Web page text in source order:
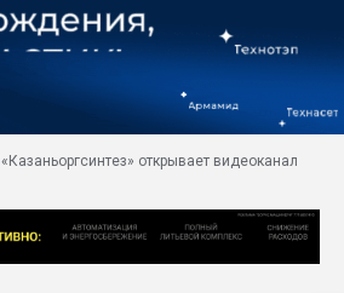
заводу пластмасс"
Помощь в подборе
Вакуум-формовочные
ближайшее
«Казаньоргсинтез» открывает видеоканал